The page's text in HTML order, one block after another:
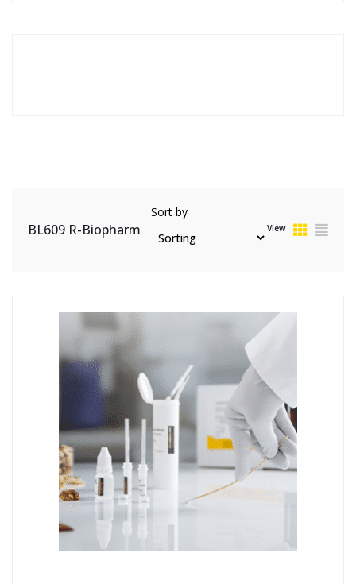
BL609 R-Biopharm
Sort by
View